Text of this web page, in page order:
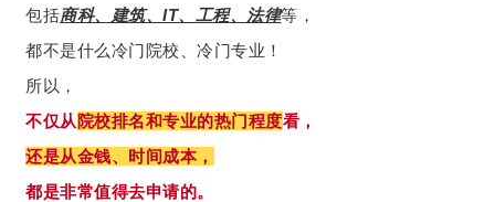
包括商科、建筑、IT、工程、法律等，
都不是什么冷门院校、冷门专业！
所以，
不仅从 院校排名和专业的热门程度看，
还是从金钱、时间成本，
都是非常值得去申请的。